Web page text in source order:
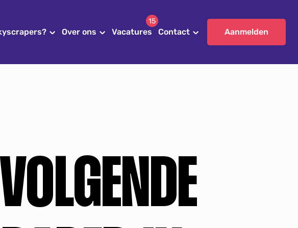
Over ons Vacatures
15
Contact Aanmelden